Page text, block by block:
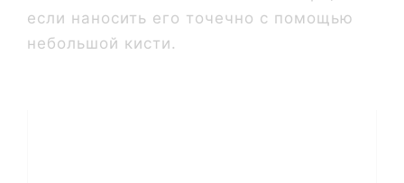
если наносить его точечно с помощью
небольшой кисти.